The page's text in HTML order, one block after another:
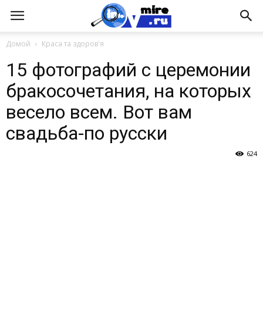
Домой Краса та здоров'я
15 фотографий с церемонии
бракосочетания, на которых
весело всем. Вот вам
свадьба-по русски
624